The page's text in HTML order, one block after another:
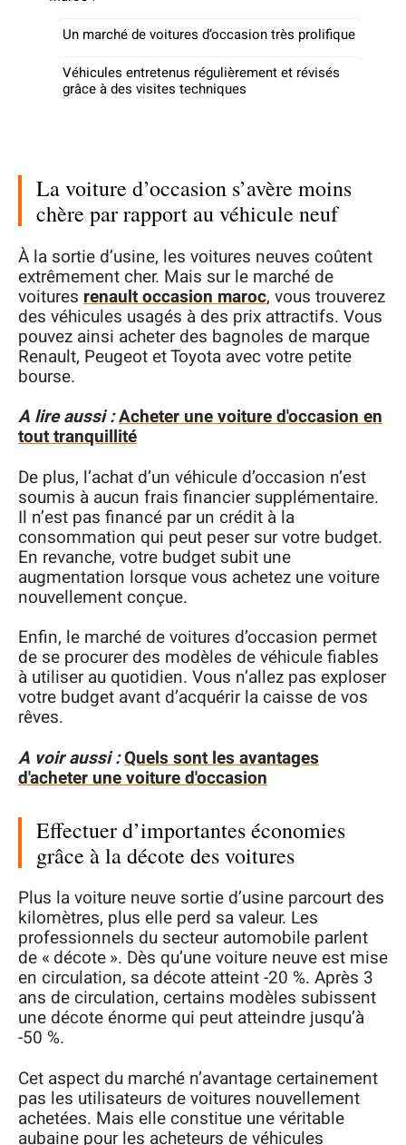
Un marché de voitures d’occasion très prolifique
Véhicules entretenus régulièrement et révisés
grâce à des visites techniques
La voiture d’occasion s’avère moins
chère par rapport au véhicule neuf
À la sortie d’usine, les voitures neuves coûtent
extrêmement cher. Mais sur le marché de
voitures renault occasion maroc, vous trouverez
des véhicules usagés à des prix attractifs. Vous
pouvez ainsi acheter des bagnoles de marque
Renault, Peugeot et Toyota avec votre petite
bourse.
A lire aussi :Acheter une voiture d'occasion en
tout tranquillité
De plus, l’achat d’un véhicule d’occasion n’est
soumis à aucun frais financier supplémentaire.
Il n’est pas financé par un crédit à la
consommation qui peut peser sur votre budget.
En revanche, votre budget subit une
augmentation lorsque vous achetez une voiture
nouvellement conçue.
Enfin, le marché de voitures d’occasion permet
de se procurer des modèles de véhicule fiables
à utiliser au quotidien. Vous n’allez pas exploser
votre budget avant d’acquérir la caisse de vos
rêves.
A voir aussi :Quels sont les avantages
d'acheter une voiture d'occasion
Effectuer d’importantes économies
grâce à la décote des voitures
Plus la voiture neuve sortie d’usine parcourt des
kilomètres, plus elle perd sa valeur. Les
professionnels du secteur automobile parlent
de « décote ». Dès qu’une voiture neuve est mise
en circulation, sa décote atteint -20 %. Après 3
ans de circulation, certains modèles subissent
une décote énorme qui peut atteindre jusqu’à
-50 %.
Cet aspect du marché n’avantage certainement
pas les utilisateurs de voitures nouvellement
achetées. Mais elle constitue une véritable
aubaine pour les acheteurs de véhicules